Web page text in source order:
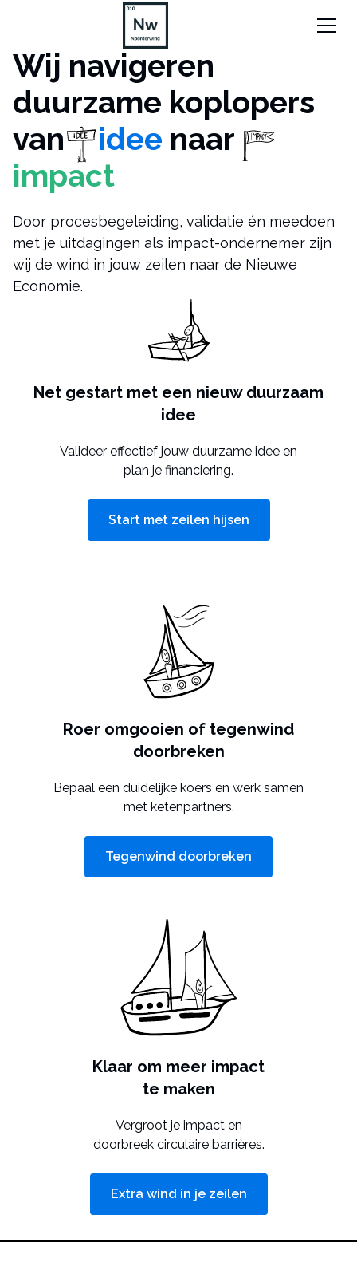
Wij navigeren
duurzame koplopers
van
idee naar
impact
Door procesbegeleiding, validatie én meedoen
met je uitdagingen als impact-ondernemer zijn
wij de wind in jouw zeilen naar de Nieuwe
Economie.
Net gestart met een nieuw duurzaam
idee
Valideer effectief jouw duurzame idee en
plan je financiering.
Start met zeilen hijsen
Roer omgooien of tegenwind
doorbreken
Bepaal een duidelijke koers en werk samen
met ketenpartners.
Tegenwind doorbreken
Klaar om meer impact
te maken
Vergroot je impact en
doorbreek circulaire barrières.
Extra wind in je zeilen